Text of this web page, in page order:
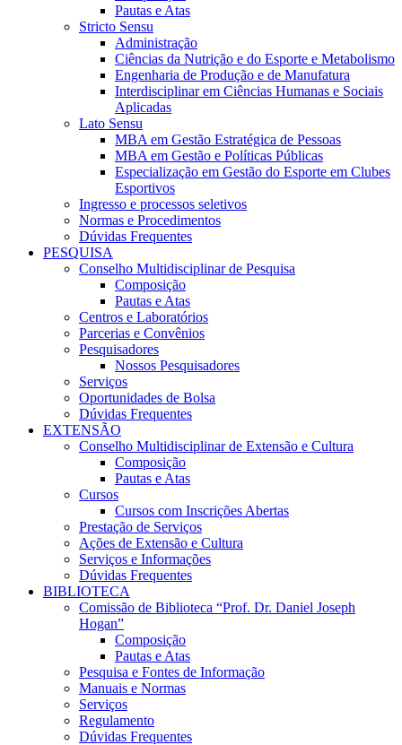
Pautas e Atas
Stricto Sensu
Administração
Ciências da Nutrição e do Esporte e Metabolismo
Engenharia de Produção e de Manufatura
Interdisciplinar em Ciências Humanas e Sociais
Aplicadas
Lato Sensu
MBA em Gestão Estratégica de Pessoas
MBA em Gestão e Políticas Públicas
Especialização em Gestão do Esporte em Clubes
Esportivos
Ingresso e processos seletivos
Normas e Procedimentos
Dúvidas Frequentes
PESQUISA
Conselho Multidisciplinar de Pesquisa
Composição
Pautas e Atas
Centros e Laboratórios
Parcerias e Convênios
Pesquisadores
Nossos Pesquisadores
Serviços
Oportunidades de Bolsa
Dúvidas Frequentes
EXTENSÃO
Conselho Multidisciplinar de Extensão e Cultura
Composição
Pautas e Atas
Cursos
Cursos com Inscrições Abertas
Prestação de Serviços
Ações de Extensão e Cultura
Serviços e Informações
Dúvidas Frequentes
BIBLIOTECA
Comissão de Biblioteca “Prof. Dr. Daniel Joseph
Hogan”
Composição
Pautas e Atas
Pesquisa e Fontes de Informação
Manuais e Normas
Serviços
Regulamento
Dúvidas Frequentes